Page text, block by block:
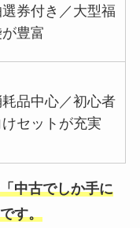
券付き／大型福
豊富
品中心／初心者
けセットが充実
中古でしか手に
す。